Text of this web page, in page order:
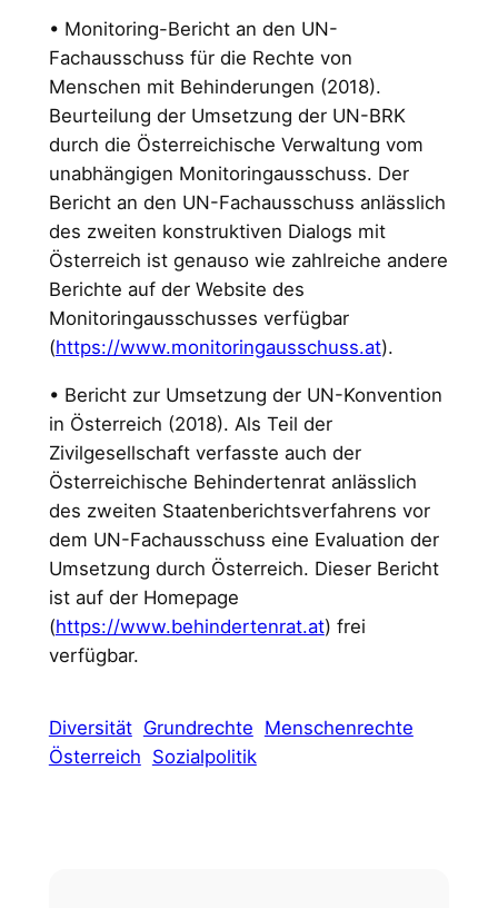
• Monitoring-Bericht an den UN-
Fachausschuss für die Rechte von
Menschen mit Behinderungen (2018).
Beurteilung der Umsetzung der UN-BRK
durch die Österreichische Verwaltung vom
unabhängigen Monitoringausschuss. Der
Bericht an den UN-Fachausschuss anlässlich
des zweiten konstruktiven Dialogs mit
Österreich ist genauso wie zahlreiche andere
Berichte auf der Website des
Monitoringausschusses verfügbar
(https://www.monitoringausschuss.at).
• Bericht zur Umsetzung der UN-Konvention
in Österreich (2018). Als Teil der
Zivilgesellschaft verfasste auch der
Österreichische Behindertenrat anlässlich
des zweiten Staatenberichtsverfahrens vor
dem UN-Fachausschuss eine Evaluation der
Umsetzung durch Österreich. Dieser Bericht
ist auf der Homepage
(https://www.behindertenrat.at) frei
verfügbar.
Diversität Grundrechte Menschenrechte
Österreich Sozialpolitik